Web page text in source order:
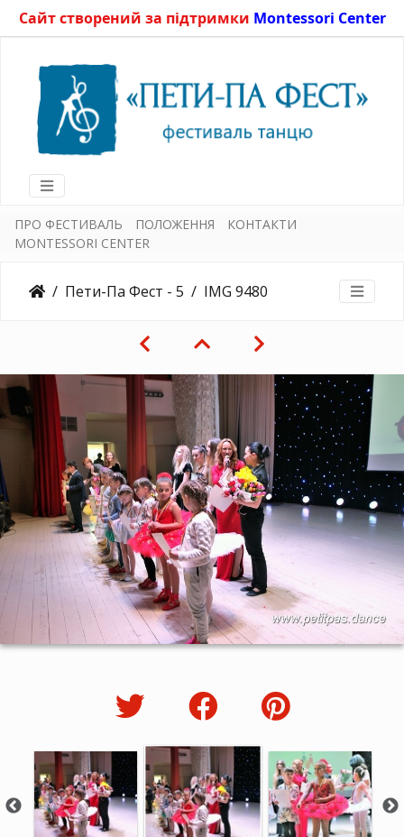
Сайт створений за підтримки Montessori Center
ПРО ФЕСТИВАЛЬ ПОЛОЖЕННЯ
КОНТАКТИ
MONTESSORI CENTER
Пети-Па Фест - 5 IMG 9480